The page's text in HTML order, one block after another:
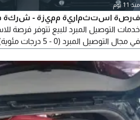
منذ 11 يوم
فرصة استثمارية مميزة -
خدمات التوصيل المبرد للبيع تتوفر فرصة
في مجال التوصيل
تختوي
السنوات الماضية، تم بناء شركة تتمتع
مستمرين، وبنية تشغيلية متكاملة، مما
للمستثمرين